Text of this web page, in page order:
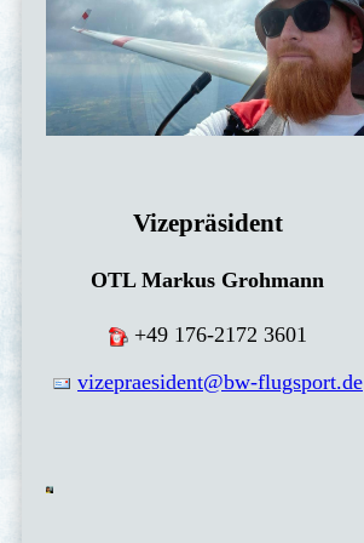
Vizepräsident
OTL Markus Grohmann
+49 176-2172 3601
vizepraesident@bw-flugsport.de